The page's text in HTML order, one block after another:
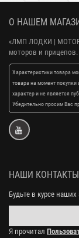
О НАШЕМ
«ЛМП ЛОДКИ |
моторов и прицепов.
Характеристики товара
товара на момент
характер и не является
Убедительно просим Вас
НАШИ КОНТАКТЫ
Будьте в курсе
Я прочитал